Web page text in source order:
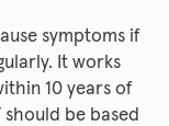
symptoms if
It works
10 years of
should be based